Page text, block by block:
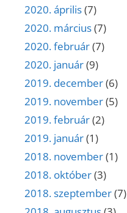
2020. április(7)
2020. március(7)
2020. február(7)
2020. január(9)
2019. december(6)
2019. november(5)
2019. február(2)
2019. január(1)
2018. november(1)
2018. október(3)
2018. szeptember(7)